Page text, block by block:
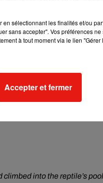
into the reptile’s pool
sélectionnant les finalités et/ou
sans accepter". Vos préférences
à tout moment via le lien
Accepter et fermer